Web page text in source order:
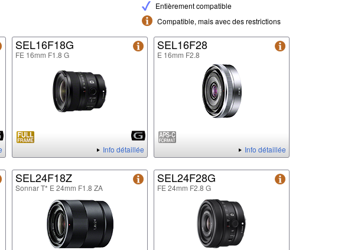
Entièrement compatible
Compatible, mais avec des restrictions
SEL16F18G
FE 16mm F1.8 G
Info détaillée
SEL16F28
E 16mm F2.8
Info détaillée
SEL24F18Z
Sonnar T* E 24mm F1.8 ZA
SEL24F28G
FE 24mm F2.8 G